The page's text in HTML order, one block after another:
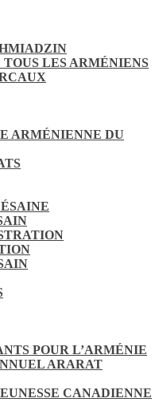
LES ARMÉNIENS
ARMÉNIENNE DU
POUR L’ARMÉNIE
ARARAT
CANADIENNE